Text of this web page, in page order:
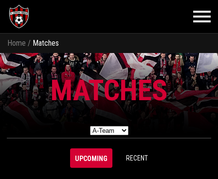
Home / Matches
MATCHES
UPCOMING RECENT